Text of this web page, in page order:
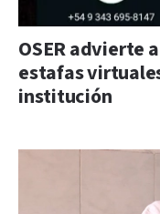
OSER advierte
estafas
institución